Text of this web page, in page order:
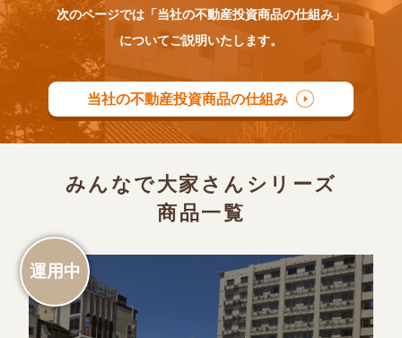
次のページでは「当社の不動産投資商品の仕組み」
についてご説明いたします。
当社の不動産投資商品の仕組み
みんなで大家さんシリーズ
商品一覧
運用中